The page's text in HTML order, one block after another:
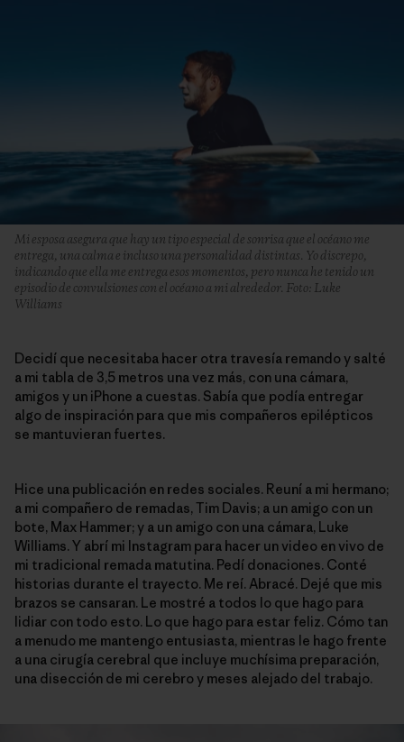
Mi esposa asegura que hay un tipo especial de sonrisa que el océano me
entrega, una calma e incluso una personalidad distintas. Yo discrepo,
indicando que ella me entrega esos momentos, pero nunca he tenido un
episodio de convulsiones con el océano a mi alrededor. Foto: Luke
Williams
Decidí que necesitaba hacer otra travesía remando y salté
a mi tabla de 3,5 metros una vez más, con una cámara,
amigos y un iPhone a cuestas. Sabía que podía entregar
algo de inspiración para que mis compañeros epilépticos
se mantuvieran fuertes.
Hice una publicación en redes sociales. Reuní a mi hermano;
a mi compañero de remadas, Tim Davis; a un amigo con un
bote, Max Hammer; y a un amigo con una cámara, Luke
Williams. Y abrí mi Instagram para hacer un video en vivo de
mi tradicional remada matutina. Pedí donaciones. Conté
historias durante el trayecto. Me reí. Abracé. Dejé que mis
brazos se cansaran. Le mostré a todos lo que hago para
lidiar con todo esto. Lo que hago para estar feliz. Cómo tan
a menudo me mantengo entusiasta, mientras le hago frente
a una cirugía cerebral que incluye muchísima preparación,
una disección de mi cerebro y meses alejado del trabajo.